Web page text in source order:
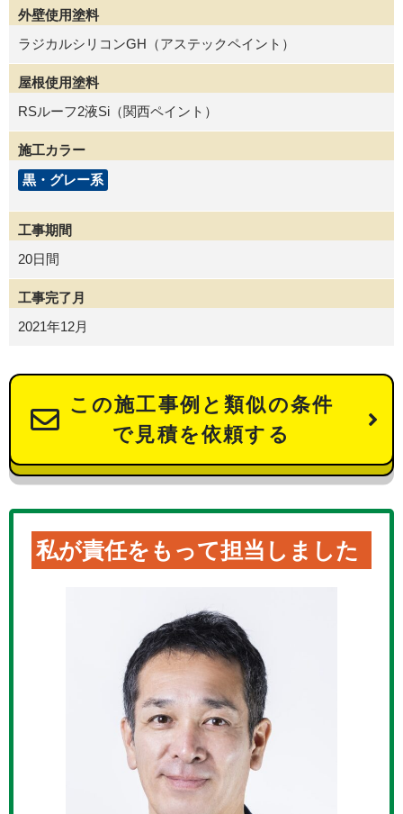
外壁使用塗料
ラジカルシリコンGH（アステックペイント）
屋根使用塗料
RSルーフ2液Si（関西ペイント）
施工カラー
黒・グレー系
工事期間
20日間
工事完了月
2021年12月
この施工事例と類似の条件
で見積を依頼する
私が責任をもって担当しました